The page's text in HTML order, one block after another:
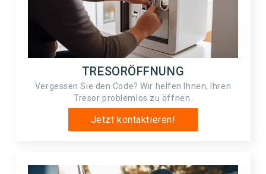
TRESORÖFFNUNG
Vergessen Sie den Code? Wir helfen Ihnen, Ihren
Tresor problemlos zu öffnen.
Jetzt kontaktieren!